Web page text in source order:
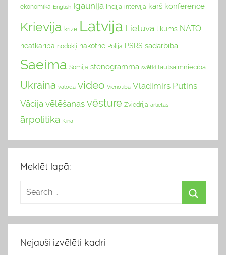
ekonomika English Igaunija Indija intervija karš konference
Krievija krīze Latvija Lietuva likums NATO
neatkarība nodokļi nākotne Polija PSRS sadarbība
Saeima Somija stenogramma svētki tautsaimniecība
Ukraina valoda video Vienotība Vladimirs Putins
Vācija vēlēšanas vēsture Zviedrija ārlietas
ārpolitika Ķīna
Meklēt lapā:
Nejauši izvēlēti kadri